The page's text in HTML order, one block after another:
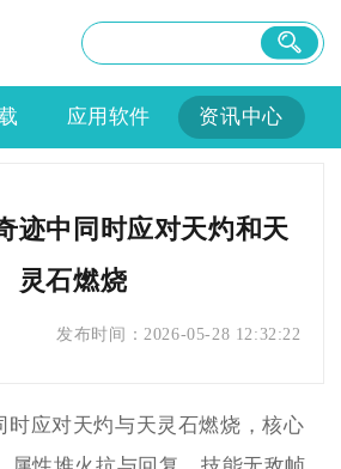
应用软件 资讯中心
迹中同时应对天灼和天
灵石燃烧
发布时间： 2026-05-28 12:32:22
时应对天灼与天灵石燃烧，核心